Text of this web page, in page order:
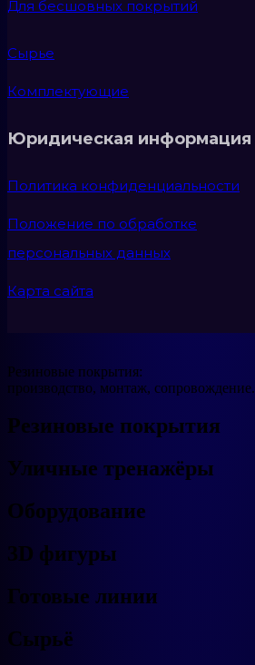
Для бесшовных покрытий
Сырье
Комплектующие
Юридическая информация
Политика конфиденциальности
Положение по обработке
персональных данных
Карта сайта
Резиновые покрытия:
производство, монтаж, сопровождение.
Резиновые покрытия
Уличные тренажёры
Оборудование
3D фигуры
Готовые линии
Сырьё